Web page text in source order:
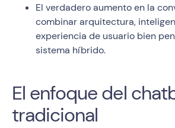
El verdadero aumento en la
combinar arquitectura,
experiencia de usuario bien
sistema híbrido.
El enfoque del
tradicional